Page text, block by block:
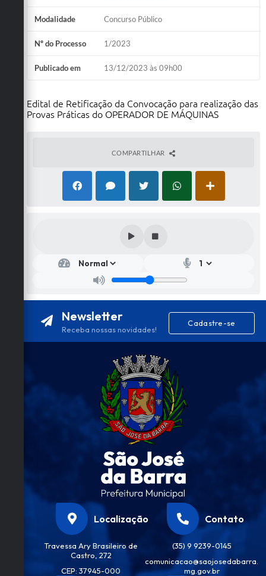
Modalidade Concurso Público
Nº do Processo 1/2023
Publicado em 13/12/2023 às 09h00
Edital de Retificação da Convocação para realização das
Provas Práticas do OPERADOR DE MÁQUINAS
COMPARTILHAR
Newsletter
Receba nossas novidades!
Cadastre-se
Localização
Travessa Ary Brasileiro de
Castro, 272
CEP: 37945-000
Contato
(35) 9 9239-0145
comunicacao@saojosedabarra.
mg.gov.br